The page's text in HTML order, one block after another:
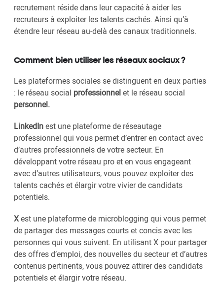
recrutement réside dans leur capacité à aider les
recruteurs à exploiter les talents cachés. Ainsi qu’à
étendre leur réseau au-delà des canaux traditionnels.
Comment bien utiliser les réseaux sociaux ?
Les plateformes sociales se distinguent en deux parties
: le réseau social professionnelet le réseau social
personnel.
LinkedInest une plateforme de réseautage
professionnel qui vous permet d’entrer en contact avec
d’autres professionnels de votre secteur. En
développant votre réseau pro et en vous engageant
avec d’autres utilisateurs, vous pouvez exploiter des
talents cachés et élargir votre vivier de candidats
potentiels.
Xest une plateforme de microblogging qui vous permet
de partager des messages courts et concis avec les
personnes qui vous suivent. En utilisant X pour partager
des offres d’emploi, des nouvelles du secteur et d’autres
contenus pertinents, vous pouvez attirer des candidats
potentiels et élargir votre réseau.